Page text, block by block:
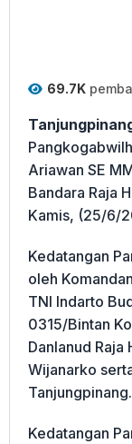
69.7K
Ariawan SE
Bandara Raja
Kamis, (25/6/
Kedatangan
oleh
TNI Indarto
0315/Bintan
Danlanud Raja
Wijanarko
Tanjungpinang.
Kedatangan